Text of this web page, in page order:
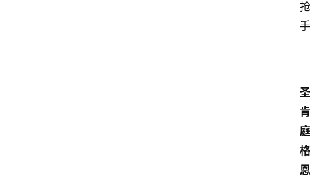
抢
手
圣
肯
庭
格
恩